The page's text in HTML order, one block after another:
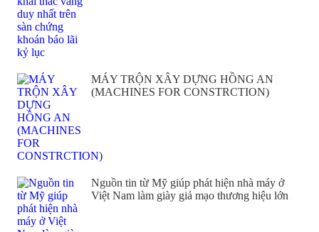
MÁY TRỘN XÂY DỰNG HỒNG AN
(MACHINES FOR CONSTRCTION)
Nguồn tin từ Mỹ giúp phát hiện nhà máy ở
Việt Nam làm giày giả mạo thương hiệu lớn